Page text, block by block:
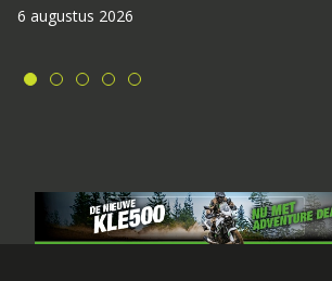
6 augustus 2026